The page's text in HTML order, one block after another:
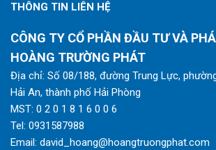
THÔNG TIN LIÊN HỆ
CÔNG TY CỔ PHẦN ĐẦU TƯ VÀ
HOÀNG TRƯỜNG PHÁT
Địa chỉ: Số 08/188, đường Trung Lực,
Hải An, thành phố Hải Phòng
MST: 0 2 0 1 8 1 6 0 0 6
Tel: 0931587988
Email: david_hoang@hoangtruongphat.com